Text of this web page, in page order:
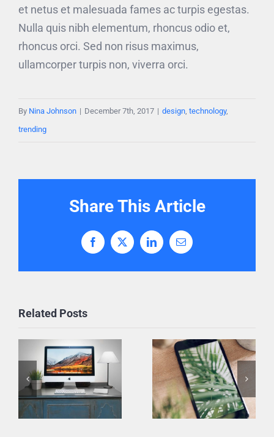
et netus et malesuada fames ac turpis egestas.
Nulla quis nibh elementum, rhoncus odio et,
rhoncus orci. Sed non risus maximus,
ullamcorper turpis non, viverra orci.
By Nina Johnson | December 7th, 2017 | design, technology,
trending
Share This Article
Facebook
X LinkedInEmail
Related Posts
User
Interface
Counts
Never
Settle